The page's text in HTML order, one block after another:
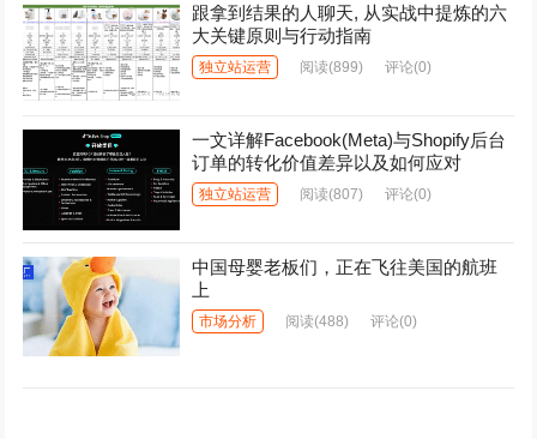
跟拿到结果的人聊天, 从实战中提炼的六
大关键原则与行动指南
独立站运营 阅读(899) 评论(0)
一文详解Facebook(Meta)与Shopify后台
订单的转化价值差异以及如何应对
独立站运营 阅读(807) 评论(0)
中国母婴老板们，正在飞往美国的航班
上
市场分析 阅读(488) 评论(0)